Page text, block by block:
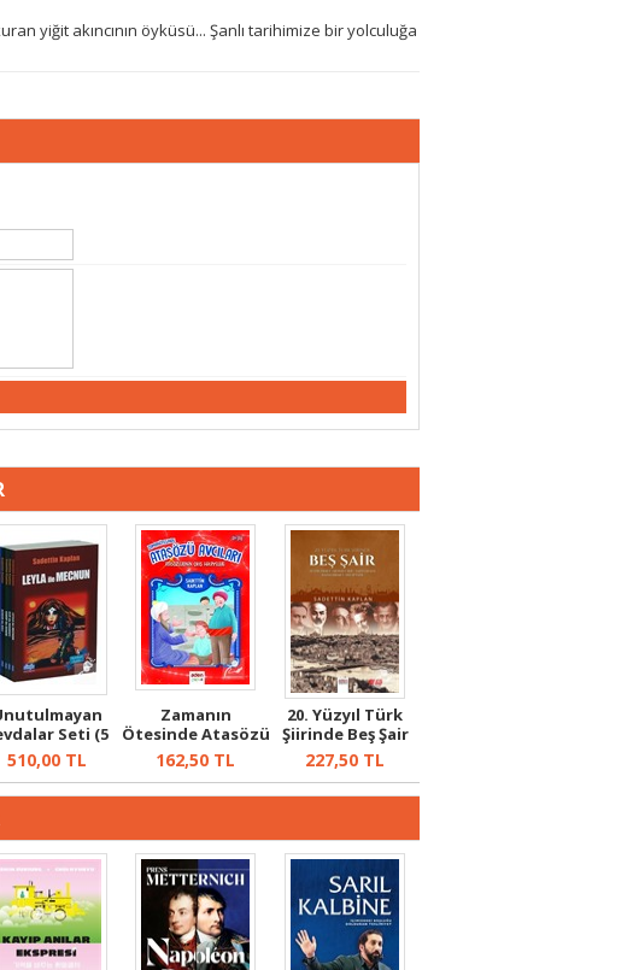
yiğit akıncının öyküsü... Şanlı tarihimize bir yolculuğa
Seti (5
Kitap)
510,00TL
Zamanın
Ötesinde Atasözü
Avcıları
162,50 TL
20. Yüzyıl Türk
Şiirinde Beş Şair
227,50 TL